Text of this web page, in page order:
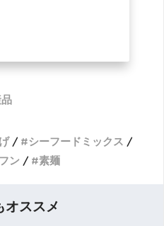
シーフードミックス
ン 素麺
オススメ